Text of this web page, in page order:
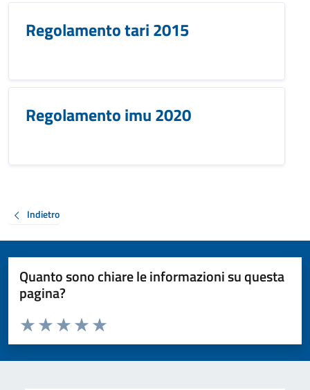
Regolamento tari 2015
Regolamento imu 2020
Indietro
Quanto sono chiare le informazioni su questa
pagina?
Valuta da 1 a 5 stelle la pagina
Valuta 5 stelle su 5
Valuta 4 stelle su 5
Valuta 3 stelle su 5
Valuta 2 stelle su 5
Valuta 1 stelle su 5